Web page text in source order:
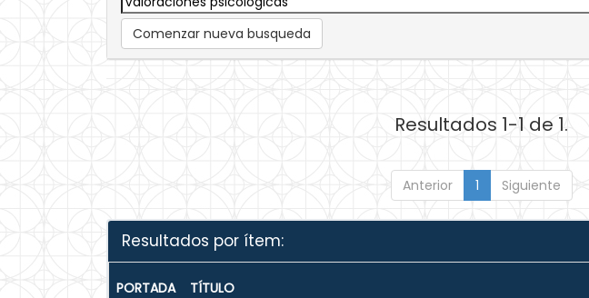
Comenzar nueva busqueda
Resultados 1-1 de 1.
Anterior 1 Siguiente
Resultados por ítem:
PORTADA TÍTULO